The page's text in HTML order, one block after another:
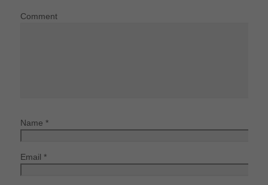
Comment
Name *
Email *